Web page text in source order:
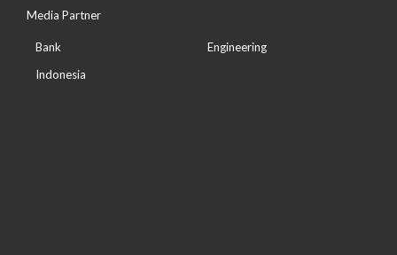
Media Partner
Bank
Indonesia
Engineering